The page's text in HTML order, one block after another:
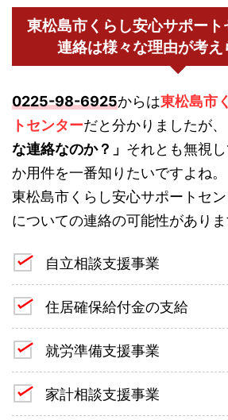
東松島市くらし安心サポー
連絡は様々な理由が考え
0225-98-6925からは東松島市
トセンターだと分かりましたが、
な連絡なのか？」 それとも無視
か用件を一番知りたいですよね。
東松島市くらし安心サポートセ
についての連絡の可能性がありま
自立相談支援事業
住居確保給付金の支給
就労準備支援事業
家計相談支援事業